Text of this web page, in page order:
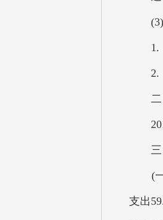
(3)
1. 以
2. 以
二
2018
三
(一
支出